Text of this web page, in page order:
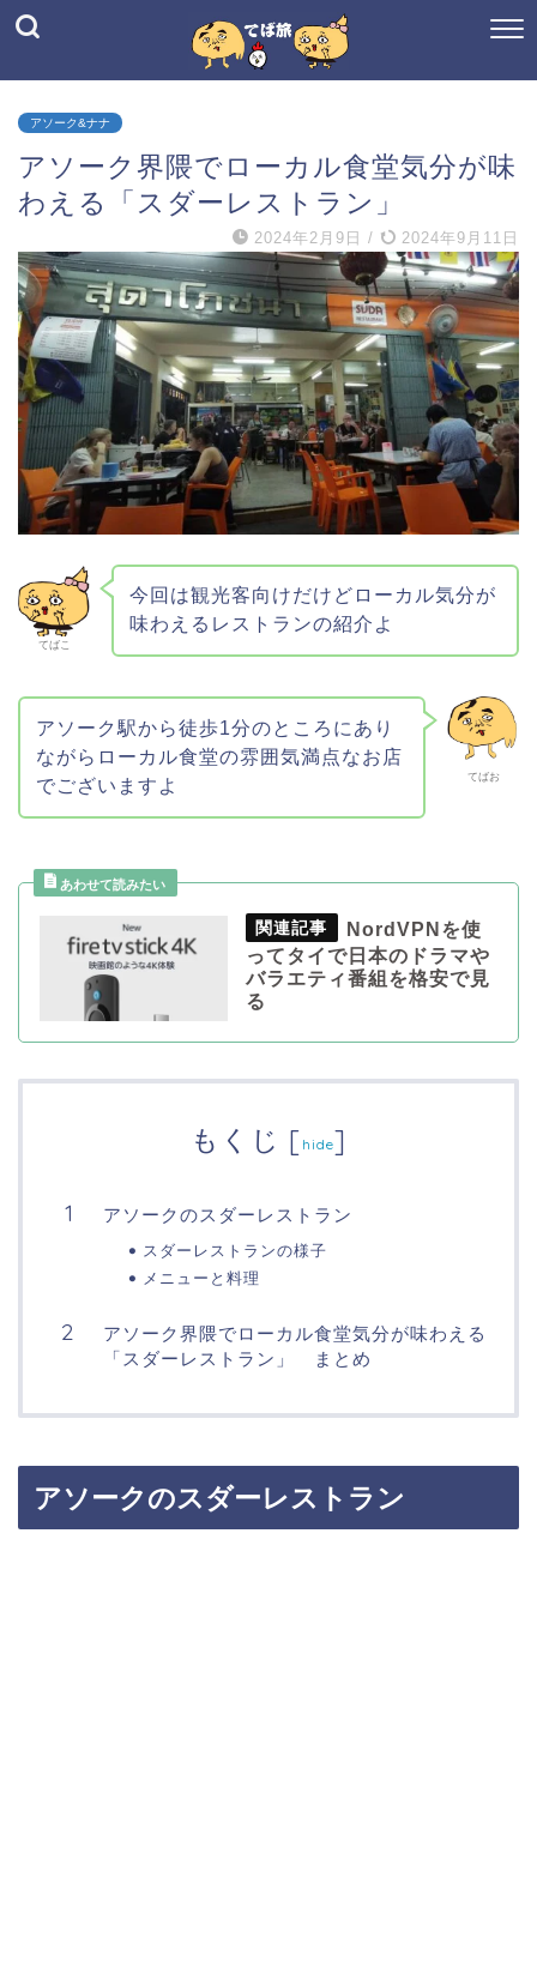
アソーク&ナナ
アソーク界隈でローカル食堂気分が味
わえる「スダーレストラン」
2024年2月9日 / 2024年9月11日
てばこ
今回は観光客向けだけどローカル気分が
味わえるレストランの紹介よ
てばお
アソーク駅から徒歩1分のところにあり
ながらローカル食堂の雰囲気満点なお店
でございますよ
NordVPNを使
ってタイで日本のドラマや
バラエティ番組を格安で見
る
もくじ [ hide]
アソークのスダーレストラン
スダーレストランの様子
メニューと料理
アソーク界隈でローカル食堂気分が味わえる
「スダーレストラン」 まとめ
アソークのスダーレストラン